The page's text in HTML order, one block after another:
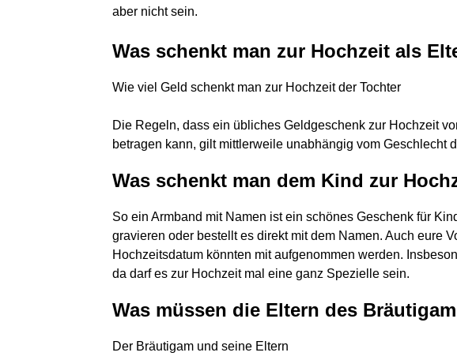
aber nicht sein.
Was schenkt man zur Hochzeit als
Wie viel Geld schenkt man zur Hochzeit der Tochter
Die Regeln, dass ein übliches Geldgeschenk zur Hochzeit
betragen kann, gilt mittlerweile unabhängig vom Geschlecht
Was schenkt man dem Kind zur
So ein Armband mit Namen ist ein schönes Geschenk für
gravieren oder bestellt es direkt mit dem Namen. Auch eure
Hochzeitsdatum könnten mit aufgenommen werden.
da darf es zur Hochzeit mal eine ganz Spezielle sein.
Was müssen die Eltern des
Der Bräutigam und seine Eltern